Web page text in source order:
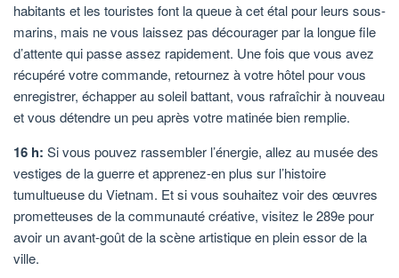
habitants et les touristes font la queue à cet étal pour leurs sous-
marins, mais ne vous laissez pas décourager par la longue file
d’attente qui passe assez rapidement. Une fois que vous avez
récupéré votre commande, retournez à votre hôtel pour vous
enregistrer, échapper au soleil battant, vous rafraîchir à nouveau
et vous détendre un peu après votre matinée bien remplie.
16 h: Si vous pouvez rassembler l’énergie, allez au musée des
vestiges de la guerre et apprenez-en plus sur l’histoire
tumultueuse du Vietnam. Et si vous souhaitez voir des œuvres
prometteuses de la communauté créative, visitez le 289e pour
avoir un avant-goût de la scène artistique en plein essor de la
ville.